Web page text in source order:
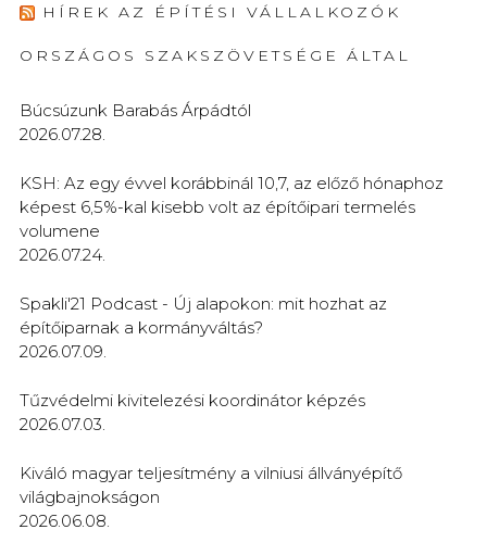
HÍREK AZ ÉPÍTÉSI VÁLLALKOZÓK
ORSZÁGOS SZAKSZÖVETSÉGE ÁLTAL
Búcsúzunk Barabás Árpádtól
2026.07.28.
KSH: Az egy évvel korábbinál 10,7, az előző hónaphoz
képest 6,5%-kal kisebb volt az építőipari termelés
volumene
2026.07.24.
Spakli'21 Podcast - Új alapokon: mit hozhat az
építőiparnak a kormányváltás?
2026.07.09.
Tűzvédelmi kivitelezési koordinátor képzés
2026.07.03.
Kiváló magyar teljesítmény a vilniusi állványépítő
világbajnokságon
2026.06.08.